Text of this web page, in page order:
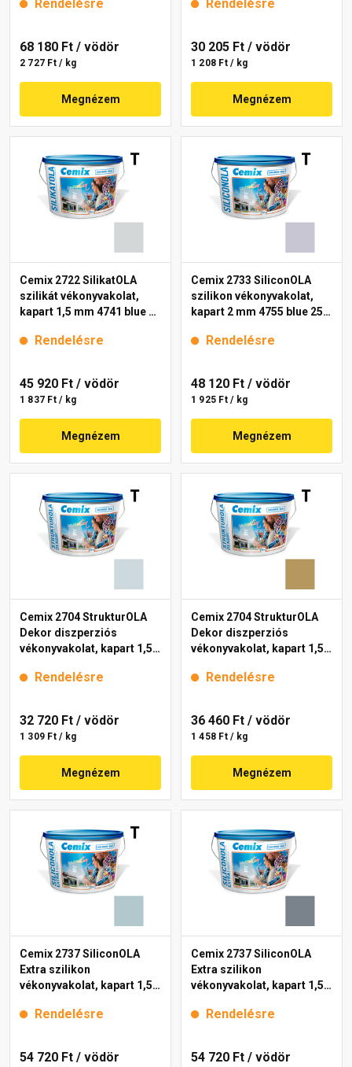
Rendelésre
68 180 Ft / vödör
2 727 Ft / kg
Megnézem
Rendelésre
30 205 Ft / vödör
1 208 Ft / kg
Megnézem
Cemix 2722 SilikatOLA
szilikát vékonyvakolat,
kapart 1,5 mm 4741 blue 25
Rendelésre
45 920 Ft / vödör
1 837 Ft / kg
Megnézem
Cemix 2733 SiliconOLA
szilikon vékonyvakolat,
kapart 2 mm 4755 blue 25
Rendelésre
48 120 Ft / vödör
1 925 Ft / kg
Megnézem
Cemix 2704 StrukturOLA
Dekor diszperziós
vékonyvakolat, kapart 1,5
Rendelésre
32 720 Ft / vödör
1 309 Ft / kg
Megnézem
Cemix 2704 StrukturOLA
Dekor diszperziós
vékonyvakolat, kapart 1,5
Rendelésre
36 460 Ft / vödör
1 458 Ft / kg
Megnézem
Cemix 2737 SiliconOLA
Extra szilikon
vékonyvakolat, kapart 1,5
Rendelésre
54 720 Ft / vödör
Cemix 2737 SiliconOLA
Extra szilikon
vékonyvakolat, kapart 1,5
Rendelésre
54 720 Ft / vödör